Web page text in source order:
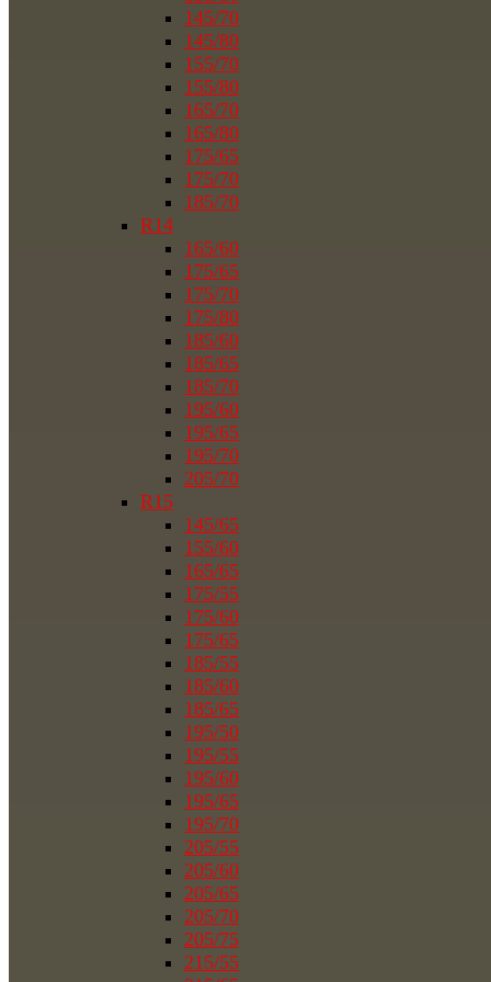
145/70
145/80
155/70
155/80
165/70
165/80
175/65
175/70
185/70
R14
165/60
175/65
175/70
175/80
185/60
185/65
185/70
195/60
195/65
195/70
205/70
R15
145/65
155/60
165/65
175/55
175/60
175/65
185/55
185/60
185/65
195/50
195/55
195/60
195/65
195/70
205/55
205/60
205/65
205/70
205/75
215/55